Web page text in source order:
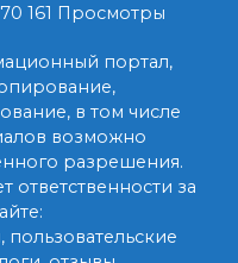
161 Просмотры
портал,
в том числе
возможно
разрешения.
ответственности за